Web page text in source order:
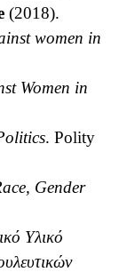
(2018).
women in
Women in
. Polity
Gender
Υλικό